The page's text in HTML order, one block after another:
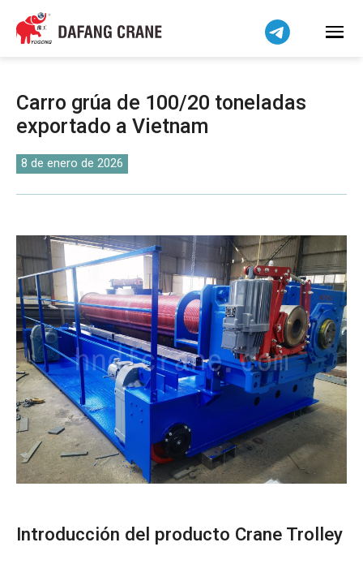
Carro grúa de 100/20 toneladas
exportado a Vietnam
8 de enero de 2026
Introducción del producto Crane Trolley
Bahasa Indonesia
Bahasa Melayu
বাংলা
فارسی
Pilipino
اردو
Čeština
Беларуская мова
Kiswahili
Dansk
Norsk
O‘zbekcha